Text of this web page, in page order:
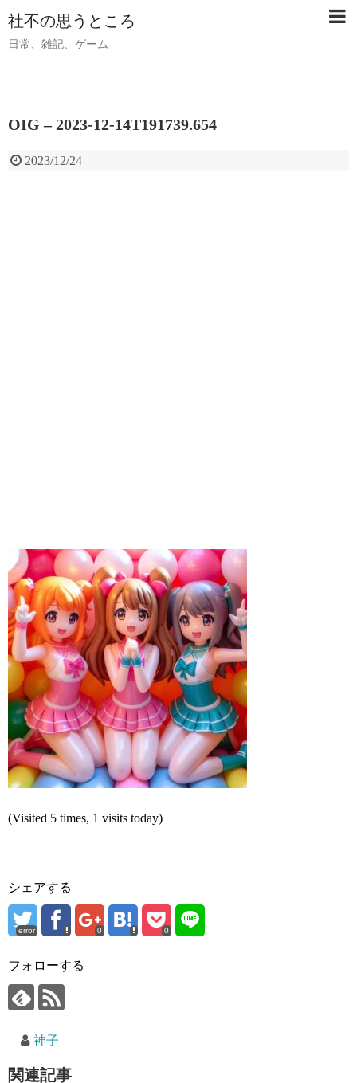
社不の思うところ
日常、雑記、ゲーム
OIG – 2023-12-14T191739.654
2023/12/24
(Visited 5 times, 1 visits today)
シェアする
error 0 0
フォローする
神子
関連記事